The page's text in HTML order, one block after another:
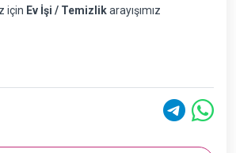
için Ev İşi / Temizlikarayışımız